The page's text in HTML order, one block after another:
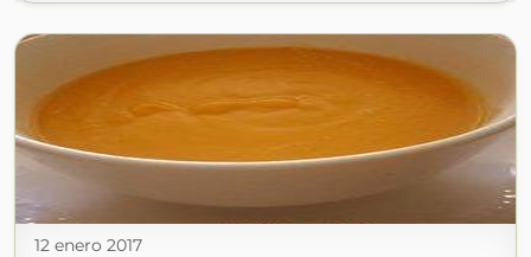
12 enero 2017